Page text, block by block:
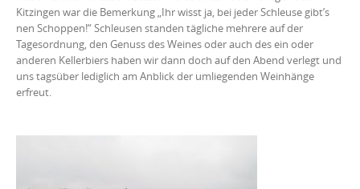
Kitzingen war die Bemerkung „Ihr wisst ja, bei jeder Schleuse gibt’s
nen Schoppen!“ Schleusen standen tägliche mehrere auf der
Tagesordnung, den Genuss des Weines oder auch des ein oder
anderen Kellerbiers haben wir dann doch auf den Abend verlegt und
uns tagsüber lediglich am Anblick der umliegenden Weinhänge
erfreut.